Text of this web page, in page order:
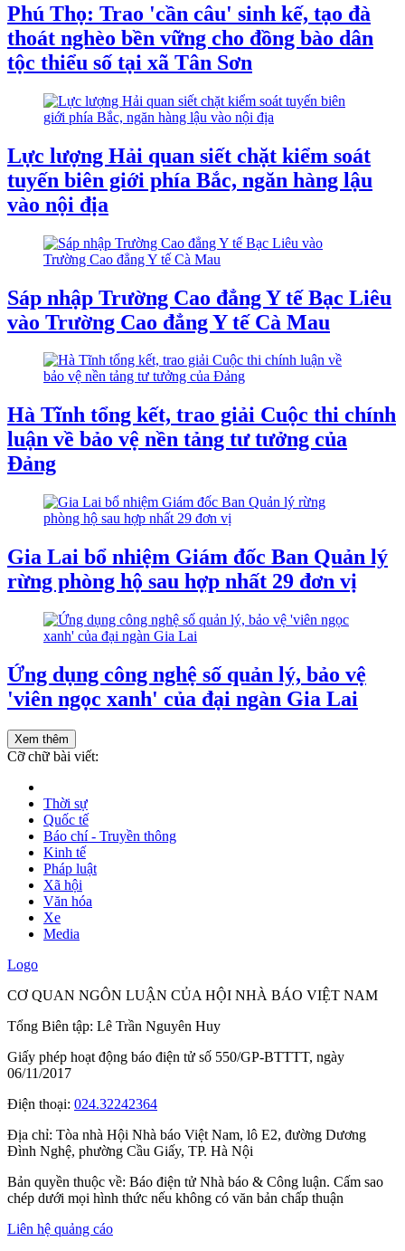
Phú Thọ: Trao 'cần câu' sinh kế, tạo đà
thoát nghèo bền vững cho đồng bào dân
tộc thiểu số tại xã Tân Sơn
Lực lượng Hải quan siết chặt kiểm soát
tuyến biên giới phía Bắc, ngăn hàng lậu
vào nội địa
Sáp nhập Trường Cao đẳng Y tế Bạc Liêu
vào Trường Cao đẳng Y tế Cà Mau
Hà Tĩnh tổng kết, trao giải Cuộc thi chính
luận về bảo vệ nền tảng tư tưởng của
Đảng
Gia Lai bổ nhiệm Giám đốc Ban Quản lý
rừng phòng hộ sau hợp nhất 29 đơn vị
Ứng dụng công nghệ số quản lý, bảo vệ
'viên ngọc xanh' của đại ngàn Gia Lai
Xem thêm
Cỡ chữ bài viết:
Thời sự
Quốc tế
Báo chí - Truyền thông
Kinh tế
Pháp luật
Xã hội
Văn hóa
Xe
Media
Logo
CƠ QUAN NGÔN LUẬN CỦA HỘI NHÀ BÁO VIỆT NAM
Tổng Biên tập: Lê Trần Nguyên Huy
Giấy phép hoạt động báo điện tử số 550/GP-BTTTT, ngày
06/11/2017
Điện thoại: 024.32242364
Địa chỉ: Tòa nhà Hội Nhà báo Việt Nam, lô E2, đường Dương
Đình Nghệ, phường Cầu Giấy, TP. Hà Nội
Bản quyền thuộc về: Báo điện tử Nhà báo & Công luận. Cấm sao
chép dưới mọi hình thức nếu không có văn bản chấp thuận
Liên hệ quảng cáo